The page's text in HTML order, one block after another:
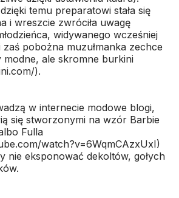
temu preparatowi stała się
i wreszcie zwróciła uwagę
widywanego wcześniej
pobożna muzułmanka zechce
modne, ale skromne burkini
).
w internecie modowe blogi,
się stworzonymi na wzór Barbie
Fulla
watch?v=6WqmCAzxUxI)
nie eksponować dekoltów, gołych